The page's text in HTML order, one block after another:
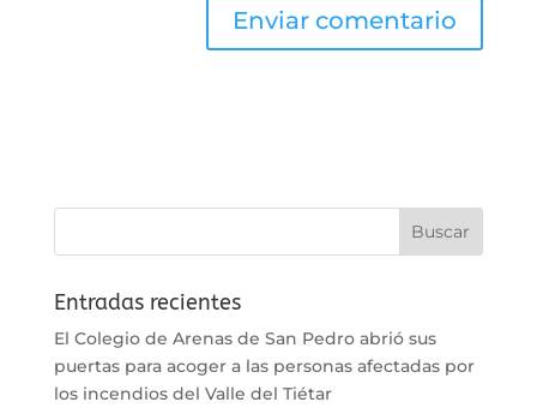
Entradas recientes
El Colegio de Arenas de San Pedro abrió sus
puertas para acoger a las personas afectadas por
los incendios del Valle del Tiétar